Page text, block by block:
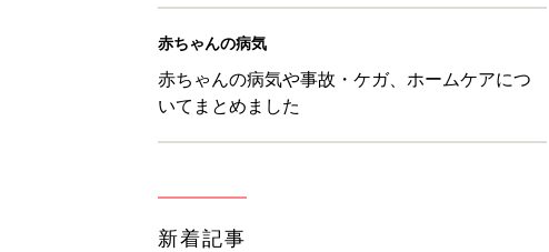
赤ちゃんの病気
赤ちゃんの病気や事故・ケガ、ホームケアにつ
いてまとめました
新着記事